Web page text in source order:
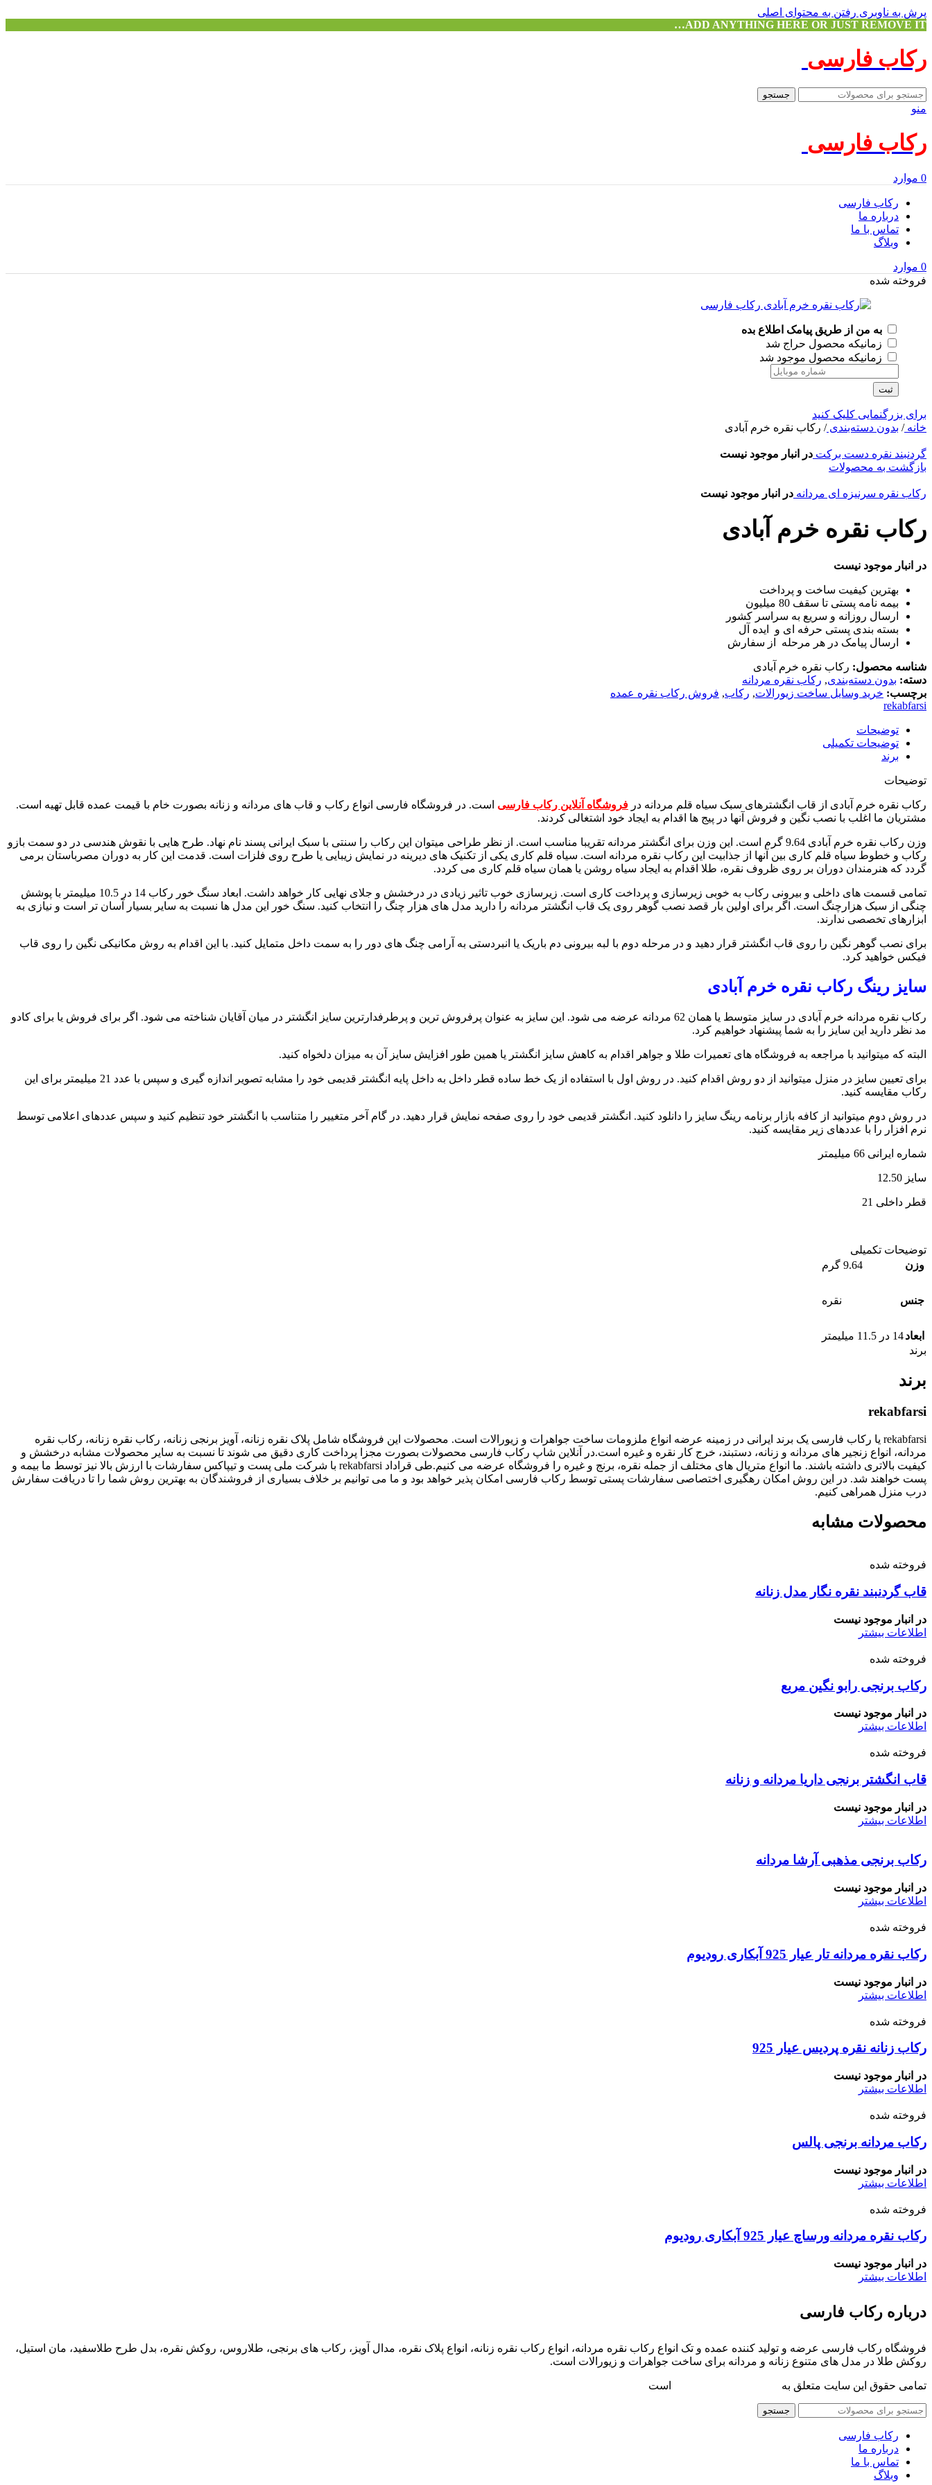
پرش به ناوبری رفتن به محتوای اصلی
ADD ANYTHING HERE OR JUST REMOVE IT…
رکاب فارسی
جستجو
منو
رکاب فارسی
0 موارد
رکاب فارسی
درباره ما
تماس با ما
وبلاگ
0 موارد
فروخته شده
به من از طریق پیامک اطلاع بده
زمانیکه محصول حراج شد
زمانیکه محصول موجود شد
ثبت
برای بزرگنمایی کلیک کنید
خانه/ بدون دسته‌بندی/ رکاب نقره خرم آبادی
گردنبند نقره دست برکت در انبار موجود نیست
بازگشت به محصولات
رکاب نقره سرنیزه ای مردانه در انبار موجود نیست
رکاب نقره خرم آبادی
در انبار موجود نیست
بهترین کیفیت ساخت و پرداخت
بیمه نامه پستی تا سقف 80 میلیون
ارسال روزانه و سریع به سراسر کشور
بسته بندی پستی حرفه ای و ایده آل
ارسال پیامک در هر مرحله از سفارش
شناسه محصول: رکاب نقره خرم آبادی
دسته: بدون دسته‌بندی, رکاب نقره مردانه
برچسب: خرید وسایل ساخت زیورالات, رکاب, فروش رکاب نقره عمده
rekabfarsi
توضیحات
توضیحات تکمیلی
برند
توضیحات
رکاب نقره خرم آبادی از قاب انگشترهای سبک سیاه قلم مردانه در فروشگاه آنلاین رکاب فارسی است. در فروشگاه فارسی انواع رکاب و قاب های مردانه و زنانه بصورت خام با قیمت عمده قابل تهیه است.
مشتریان ما اغلب با نصب نگین و فروش آنها در پیج ها اقدام به ایجاد خود اشتغالی کردند.
وزن رکاب نقره خرم آبادی 9.64 گرم است. این وزن برای انگشتر مردانه تقریبا مناسب است. از نظر طراحی میتوان این رکاب را سنتی با سبک ایرانی پسند نام نهاد. طرح هایی با نقوش هندسی در دو سمت بازو
رکاب و خطوط سیاه قلم کاری بین آنها از جذابیت این رکاب نقره مردانه است. سیاه قلم کاری یکی از تکنیک های دیرینه در نمایش زیبایی یا طرح روی فلزات است. قدمت این کار به دوران مصرباستان برمی
گردد که هنرمندان دوران بر روی ظروف نقره، طلا اقدام به ایجاد سیاه روشن یا همان سیاه قلم کاری می کردد.
تمامی قسمت های داخلی و بیرونی رکاب به خوبی زیرسازی و پرداخت کاری است. زیرسازی خوب تاثیر زیادی در درخشش و جلای نهایی کار خواهد داشت. ابعاد سنگ خور رکاب 14 در 10.5 میلیمتر با پوشش
چنگی از سبک هزارچنگ است. اگر برای اولین بار قصد نصب گوهر روی یک قاب انگشتر مردانه را دارید مدل های هزار چنگ را انتخاب کنید. سنگ خور این مدل ها نسبت به سایر بسیار آسان تر است و نیازی به
ابزارهای تخصصی ندارند.
برای نصب گوهر نگین را روی قاب انگشتر قرار دهید و در مرحله دوم با لبه بیرونی دم باریک یا انبردستی به آرامی چنگ های دور را به سمت داخل متمایل کنید. با این اقدام به روش مکانیکی نگین را روی قاب
فیکس خواهید کرد.
سایز رینگ رکاب نقره خرم آبادی
رکاب نقره مردانه خرم آبادی در سایز متوسط یا همان 62 مردانه عرضه می شود. این سایز به عنوان پرفروش ترین و پرطرفدارترین سایز انگشتر در میان آقایان شناخته می شود. اگر برای فروش یا برای کادو
مد نظر دارید این سایز را به شما پیشنهاد خواهیم کرد.
البته که میتوانید با مراجعه به فروشگاه های تعمیرات طلا و جواهر اقدام به کاهش سایز انگشتر یا همین طور افزایش سایز آن به میزان دلخواه کنید.
برای تعیین سایز در منزل میتوانید از دو روش اقدام کنید. در روش اول با استفاده از یک خط ساده قطر داخل به داخل پایه انگشتر قدیمی خود را مشابه تصویر اندازه گیری و سپس با عدد 21 میلیمتر برای این
رکاب مقایسه کنید.
در روش دوم میتوانید از کافه بازار برنامه رینگ سایز را دانلود کنید. انگشتر قدیمی خود را روی صفحه نمایش قرار دهید. در گام آخر متغییر را متناسب با انگشتر خود تنظیم کنید و سپس عددهای اعلامی توسط
نرم افزار را با عددهای زیر مقایسه کنید.
شماره ایرانی 66 میلیمتر
سایز 12.50
قطر داخلی 21
توضیحات تکمیلی
وزن
9.64 گرم
جنس نقره
ابعاد14 در 11.5 میلیمتر
برند
برند
rekabfarsi
rekabfarsi یا رکاب فارسی یک برند ایرانی در زمینه عرضه انواع ملزومات ساخت جواهرات و زیورالات است. محصولات این فروشگاه شامل پلاک نقره زنانه، آویز برنجی زنانه، رکاب نقره زنانه، رکاب نقره
مردانه، انواع زنجیر های مردانه و زنانه، دستبند، خرج کار نقره و غیره است.در آنلاین شاپ رکاب فارسی محصولات بصورت مجزا پرداخت کاری دقیق می شوند تا نسبت به سایر محصولات مشابه درخشش و
کیفیت بالاتری داشته باشند. ما انواع متریال های مختلف از جمله نقره، برنج و غیره را فروشگاه عرضه می کنیم.طی قراداد rekabfarsi با شرکت ملی پست و تیپاکس سفارشات با ارزش بالا نیز توسط ما بیمه و
پست خواهند شد. در این روش امکان رهگیری اختصاصی سفارشات پستی توسط رکاب فارسی امکان پذیر خواهد بود و ما می توانیم بر خلاف بسیاری از فروشندگان به بهترین روش شما را تا دریافت سفارش
درب منزل همراهی کنیم.
محصولات مشابه
فروخته شده
قاب گردنبند نقره نگار مدل زنانه
در انبار موجود نیست
اطلاعات بیشتر
فروخته شده
رکاب برنجی رابو نگین مربع
در انبار موجود نیست
اطلاعات بیشتر
فروخته شده
قاب انگشتر برنجی داریا مردانه و زنانه
در انبار موجود نیست
اطلاعات بیشتر
رکاب برنجی مذهبی آرشا مردانه
در انبار موجود نیست
اطلاعات بیشتر
فروخته شده
رکاب نقره مردانه تار عیار 925 آبکاری رودیوم
در انبار موجود نیست
اطلاعات بیشتر
فروخته شده
رکاب زنانه نقره پردیس عیار 925
در انبار موجود نیست
اطلاعات بیشتر
فروخته شده
رکاب مردانه برنجی پالس
در انبار موجود نیست
اطلاعات بیشتر
فروخته شده
رکاب نقره مردانه ورساچ عیار 925 آبکاری رودیوم
در انبار موجود نیست
اطلاعات بیشتر
درباره رکاب فارسی
فروشگاه رکاب فارسی عرضه و تولید کننده عمده و تک انواع رکاب نقره مردانه، انواع رکاب نقره زنانه، انواع پلاک نقره، مدال آویز، رکاب های برنجی، طلاروس، روکش نقره، بدل طرح طلاسفید، مان استیل،
روکش طلا در مدل های متنوع زنانه و مردانه برای ساخت جواهرات و زیورالات است.
تمامی حقوق این سایت متعلق به است
جستجو
رکاب فارسی
درباره ما
تماس با ما
وبلاگ